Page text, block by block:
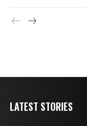
LATEST STORIES